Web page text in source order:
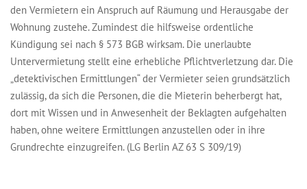
den Vermietern ein Anspruch auf Räumung und Herausgabe der
Wohnung zustehe. Zumindest die hilfsweise ordentliche
Kündigung sei nach § 573 BGB wirksam. Die unerlaubte
Untervermietung stellt eine erhebliche Pflichtverletzung dar. Die
„detektivischen Ermittlungen“ der Vermieter seien grundsätzlich
zulässig, da sich die Personen, die die Mieterin beherbergt hat,
dort mit Wissen und in Anwesenheit der Beklagten aufgehalten
haben, ohne weitere Ermittlungen anzustellen oder in ihre
Grundrechte einzugreifen. (LG Berlin AZ 63 S 309/19)